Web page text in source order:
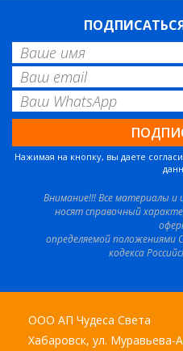
Нажимая на кнопку, вы даете
Внимание!!! Все материалы
носят справочный
определяемой положениями
кодекса
ООО АП Чудеса Света
Хабаровск, ул. Муравьева-